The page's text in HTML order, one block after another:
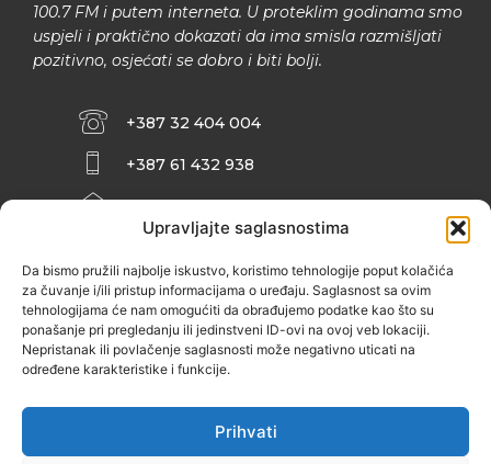
Upravljajte saglasnostima
Da bismo pružili najbolje iskustvo, koristimo tehnologije poput kolačića
za čuvanje i/ili pristup informacijama o uređaju. Saglasnost sa ovim
tehnologijama će nam omogućiti da obrađujemo podatke kao što su
ponašanje pri pregledanju ili jedinstveni ID-ovi na ovoj veb lokaciji.
Nepristanak ili povlačenje saglasnosti može negativno uticati na
određene karakteristike i funkcije.
Prihvati
100.7 FM i putem interneta. U proteklim godinama smo
uspjeli i praktično dokazati da ima smisla razmišljati
pozitivno, osjećati se dobro i biti bolji.
+387 32 404 004
+387 61 432 938
INFO@ZENIT.BA
ZENIČANKA, 3. SPRAT), 72000 ZENICA